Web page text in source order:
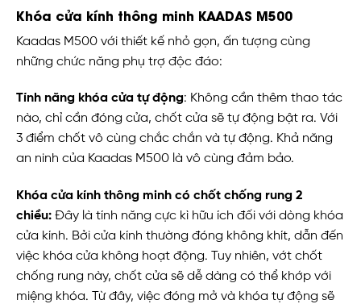
Khóa cửa kính thông minh KAADAS M500
Kaadas M500 với thiết kế nhỏ gọn, ấn tượng cùng
những chức năng phụ trợ độc đáo:
Tính năng khóa cửa tự động: Không cần thêm thao tác
nào, chỉ cần đóng cửa, chốt cửa sẽ tự động bật ra. Với
3 điểm chốt vô cùng chắc chắn và tự động. Khả năng
an ninh của Kaadas M500 là vô cùng đảm bảo.
Khóa cửa kính thông minh có chốt chống rung 2
chiều: Đây là tính năng cực kì hữu ích đối với dòng khóa
cửa kính. Bởi cửa kính thường đóng không khít, dẫn đến
việc khóa cửa không hoạt động. Tuy nhiên, vớt chốt
chống rung này, chốt cửa sẽ dễ dàng có thể khớp với
miệng khóa. Từ đây, việc đóng mở và khóa tự động sẽ